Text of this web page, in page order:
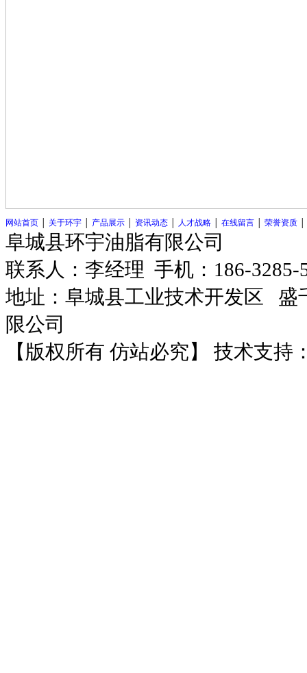
网站首页 关于环宇 产品展示 资讯动态 人才战略 在线留言 荣誉资质
阜城县环宇油脂有限公司
联系人：李经理 手机：186-
地址：阜城县工业技术开发区 盛
限公司
【版权所有 仿站必究】 技术支持